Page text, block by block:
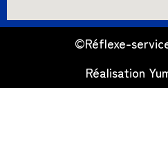
©Réflexe-
Réalisation